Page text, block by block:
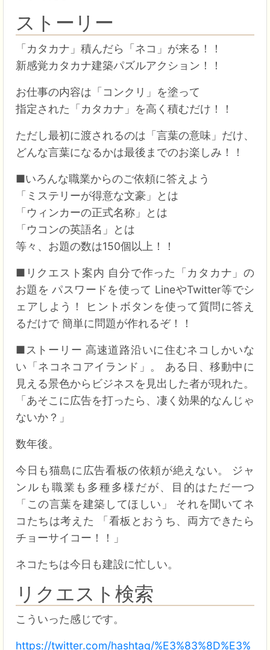
ストーリー
「カタカナ」積んだら「ネコ」が来る！！
新感覚カタカナ建築パズルアクション！！
お仕事の内容は「コンクリ」を塗って
指定された「カタカナ」を高く積むだけ！！
ただし最初に渡されるのは「言葉の意味」だけ、
どんな言葉になるかは最後までのお楽しみ！！
■いろんな職業からのご依頼に答えよう
「ミステリーが得意な文豪」とは
「ウィンカーの正式名称」とは
「ウコンの英語名」とは
等々、お題の数は150個以上！！
■リクエスト案内 自分で作った「カタカナ」の
お題を パスワードを使って LineやTwitter等でシ
ェアしよう！ ヒントボタンを使って質問に答え
るだけで 簡単に問題が作れるぞ！！
■ストーリー 高速道路沿いに住むネコしかいな
い「ネコネコアイランド」。 ある日、移動中に
見える景色からビジネスを見出した者が現れた。
「あそこに広告を打ったら、凄く効果的なんじゃ
ないか？」
数年後。
今日も猫島に広告看板の依頼が絶えない。 ジャ
ンルも職業も多種多様だが、目的はただ一つ
「この言葉を建築してほしい」 それを聞いてネ
コたちは考えた 「看板とおうち、両方できたら
チョーサイコー！！」
ネコたちは今日も建設に忙しい。
リクエスト検索
こういった感じです。
https://twitter.com/hashtag/%E3%83%8D%E3%